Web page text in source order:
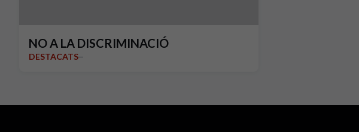
NO A LA DISCRIMINACIÓ
DESTACATS